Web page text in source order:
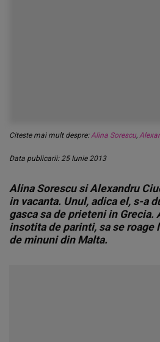
Citeste mai mult despre:Alina Sorescu,
Data publicarii: 25 Iunie 2013
Alina Sorescu si Alexandru
in vacanta. Unul, adica el, s-a
gasca sa de prieteni in Grecia.
insotita de parinti, sa se roage
de minuni din Malta.